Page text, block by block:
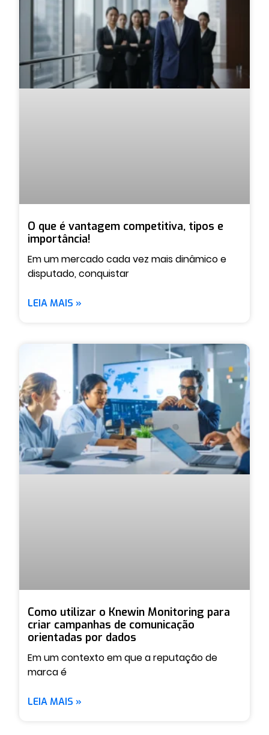
O que é vantagem competitiva, tipos e
importância!
Em um mercado cada vez mais dinâmico e
disputado, conquistar
LEIA MAIS »
Como utilizar o Knewin Monitoring para
criar campanhas de comunicação
orientadas por dados
Em um contexto em que a reputação de
marca é
LEIA MAIS »